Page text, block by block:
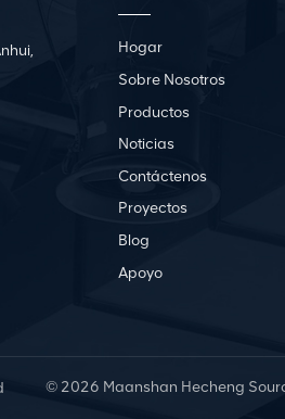
Hogar
Sobre Nosotros
Productos
Noticias
Contáctenos
Proyectos
Blog
Apoyo
© 2026 Maanshan Hecheng